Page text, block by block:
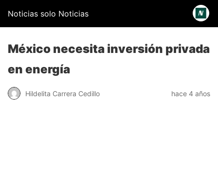
Noticias solo Noticias
México necesita inversión privada
en energía
Hildelita Carrera Cedillo hace 4 años